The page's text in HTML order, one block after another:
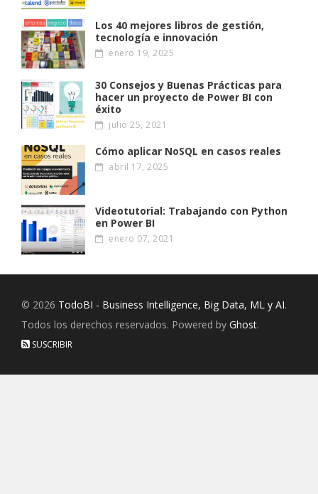
Los 40 mejores libros de gestión,
tecnología e innovación
enero 19, 2025
30 Consejos y Buenas Prácticas para
hacer un proyecto de Power BI con
éxito
julio 25, 2021
Cómo aplicar NoSQL en casos reales
abril 17, 2025
Videotutorial: Trabajando con Python
en Power BI
enero 07, 2021
© 2026 TodoBI - Business Intelligence, Big Data, ML y AI.
Todos los derechos reservados. Powered by Ghost.
SUSCRIBIR